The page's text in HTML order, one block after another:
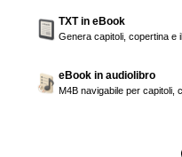
TXT in eBook
Genera capitoli, copertina e
eBook in audiolibro
M4B navigabile per capitoli,